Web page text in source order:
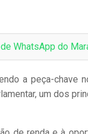
WhatsApp do
a peça-chave
um dos